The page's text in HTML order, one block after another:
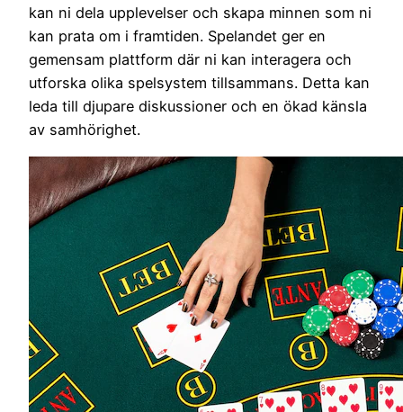
kan ni dela upplevelser och skapa minnen som ni
kan prata om i framtiden. Spelandet ger en
gemensam plattform där ni kan interagera och
utforska olika spelsystem tillsammans. Detta kan
leda till djupare diskussioner och en ökad känsla
av samhörighet.